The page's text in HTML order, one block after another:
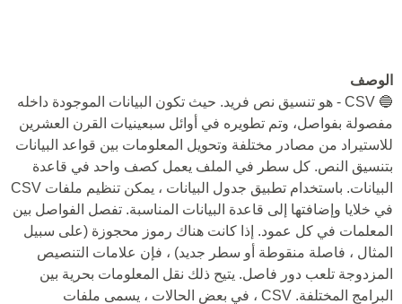
الوصف
🔵 CSV - هو تنسيق نص فريد. حيث تكون البيانات الموجودة داخله
مفصولة بفواصل، وتم تطويره في أوائل سبعينيات القرن العشرين
للاستيراد من مصادر مختلفة وتحويل المعلومات بين قواعد البيانات
بتنسيق النص. كل سطر في الملف يعمل كصف واحد في قاعدة
البيانات. باستخدام تطبيق جدول البيانات ، يمكن تنظيم ملفات CSV
في خلايا وإضافتها إلى قاعدة البيانات المناسبة. تفصل الفواصل بين
المعلمات في كل عمود. إذا كانت هناك رموز محجوزة (على سبيل
المثال ، فاصلة منقوطة أو سطر جديد) ، فإن علامات التنصيص
المزدوجة تلعب دور فاصل. يتيح ذلك نقل المعلومات بحرية بين
البرامج المختلفة. CSV ، في بعض الحالات ، يسمى ملفات